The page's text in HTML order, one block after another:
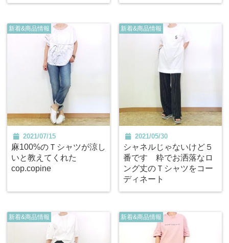
新着&商品情報
2021/07/15
麻100%のＴシャツが涼し
いと教えてくれた
cop.copine
新着&商品情報
2021/05/30
シャネルじゃないけど５
番です 粋でお洒落なロ
ング丈のＴシャツをコー
ディネート
新着&商品情報 新着&商品情報